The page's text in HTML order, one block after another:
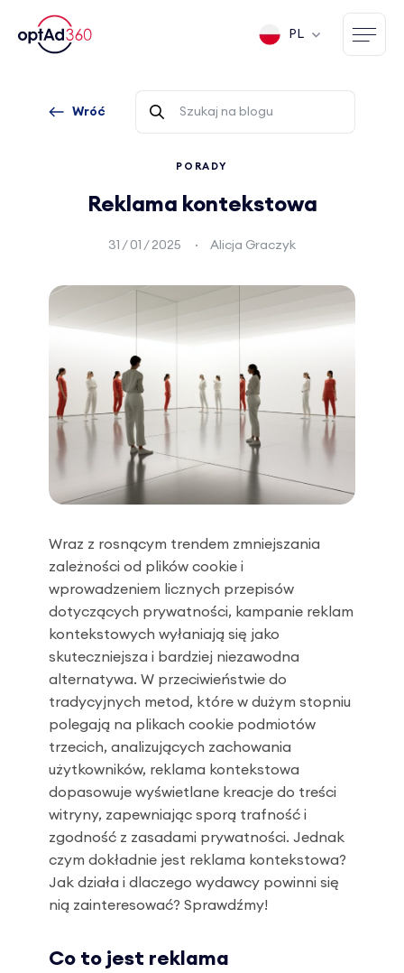
PL
Wróć
PORADY
Reklama kontekstowa
31 / 01 / 2025 Alicja Graczyk
Wraz z rosnącym trendem zmniejszania
zależności od plików cookie i
wprowadzeniem licznych przepisów
dotyczących prywatności, kampanie reklam
kontekstowych wyłaniają się jako
skuteczniejsza i bardziej niezawodna
alternatywa. W przeciwieństwie do
tradycyjnych metod, które w dużym stopniu
polegają na plikach cookie podmiotów
trzecich, analizujących zachowania
użytkowników, reklama kontekstowa
dopasowuje wyświetlane kreacje do treści
witryny, zapewniając sporą trafność i
zgodność z zasadami prywatności. Jednak
czym dokładnie jest reklama kontekstowa?
Jak działa i dlaczego wydawcy powinni się
nią zainteresować? Sprawdźmy!
Co to jest reklama